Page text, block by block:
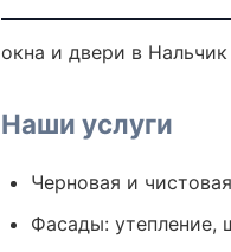
окна и двери в
Наши услуги
Черновая и
Фасады: утепление,